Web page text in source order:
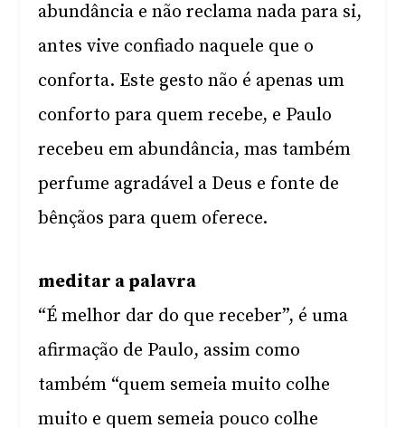
abundância e não reclama nada para si,
antes vive confiado naquele que o
conforta. Este gesto não é apenas um
conforto para quem recebe, e Paulo
recebeu em abundância, mas também
perfume agradável a Deus e fonte de
bênçãos para quem oferece.
meditar a palavra
“É melhor dar do que receber”, é uma
afirmação de Paulo, assim como
também “quem semeia muito colhe
muito e quem semeia pouco colhe